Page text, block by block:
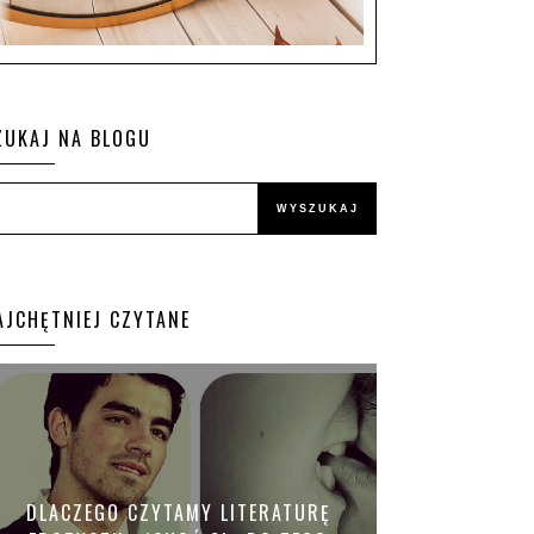
NA BLOGU
CZYTANE
DLACZEGO CZYTAMY LITERATURĘ